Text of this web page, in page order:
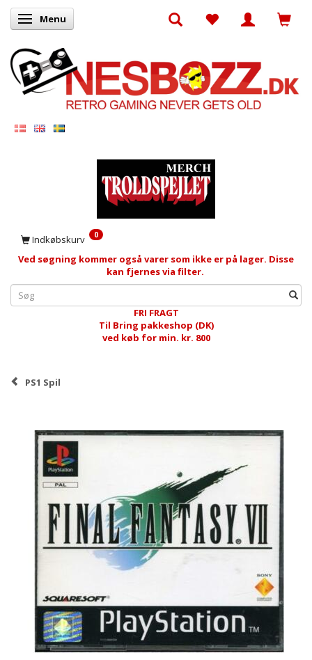
Skifte navigation
Menu
Indkøbskurv 0
Ved søgning kommer også varer som ikke er på lager. Disse
kan fjernes via filter.
FRI FRAGT
Til Bring pakkeshop (DK)
ved køb for min. kr. 800
PS1 Spil